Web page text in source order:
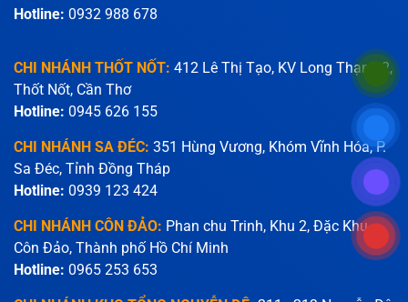
Hotline: 0932 988 678
CHI NHÁNH THỐT NỐT: 412 Lê Thị Tạo, KV Long Thạnh 2,
Thốt Nốt, Cần Thơ
Hotline: 0945 626 155
CHI NHÁNH SA ĐÉC: 351 Hùng Vương, Khóm Vĩnh Hóa, P.
Sa Đéc, Tỉnh Đồng Tháp
Hotline: 0939 123 424
CHI NHÁNH CÔN ĐẢO: Phan chu Trinh, Khu 2, Đặc Khu
Côn Đảo, Thành phố Hồ Chí Minh
Hotline: 0965 253 653